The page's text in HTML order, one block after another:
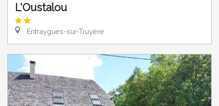
L'Oustalou
Entraygues-sur-Truyère